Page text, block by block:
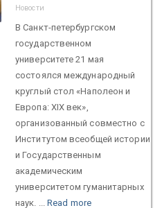
Новости
В Санкт-петербургском
государственном
университете 21 мая
состоялся международный
круглый стол «Наполеон и
Европа: XIX век»,
организованный совместно с
Институтом всеобщей истории
и Государственным
академическим
университетом гуманитарных
наук. ... Read more